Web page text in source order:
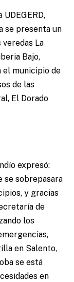
se presenta un
La
Bajo,
el municipio de
de las
El Dorado
expresó:
se sobrepasara
y gracias
de
los
en Salento,
se está
en